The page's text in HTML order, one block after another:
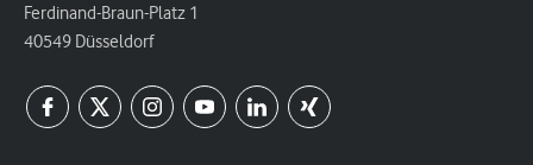
Ferdinand-Braun-Platz 1
40549 Düsseldorf